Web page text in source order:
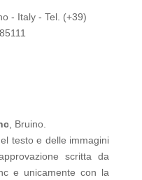
- Italy - Tel. (+39)
, Bruino.
testo e delle immagini
scritta da
e unicamente con la